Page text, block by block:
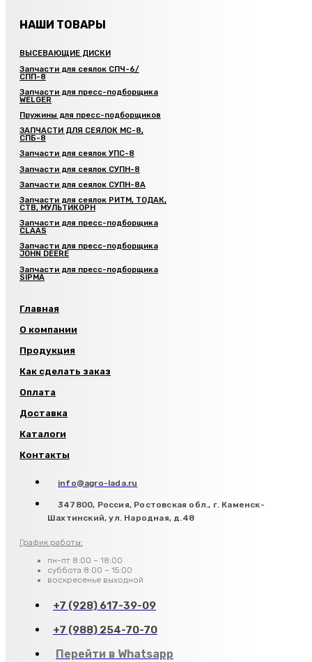
НАШИ ТОВАРЫ
ВЫСЕВАЮЩИЕ ДИСКИ
Запчасти для сеялок СПЧ-6/
СПП-8
Запчасти для пресс-подборщика
WELGER
Пружины для пресс-подборщиков
ЗАПЧАСТИ ДЛЯ СЕЯЛОК МС-8,
СПБ-8
Запчасти для сеялок УПС-8
Запчасти для сеялок СУПН-8
Запчасти для сеялок СУПН-8А
Запчасти для сеялок РИТМ, ТОДАК,
СТВ, МУЛЬТИКОРН
Запчасти для пресс-подборщика
CLAAS
Запчасти для пресс-подборщика
JOHN DEERE
Запчасти для пресс-подборщика
SIPMA
Главная
О компании
Продукция
Как сделать заказ
Оплата
Доставка
Каталоги
Контакты
info@agro-lada.ru
347800, Россия, Ростовская обл., г. Каменск-
Шахтинский, ул. Народная, д.48
График работы:
пн-пт 8:00 – 18:00
суббота 8:00 – 15:00
воскресенье выходной
+7 (928) 617-39-09
+7 (988) 254-70-70
Перейти в Whatsapp